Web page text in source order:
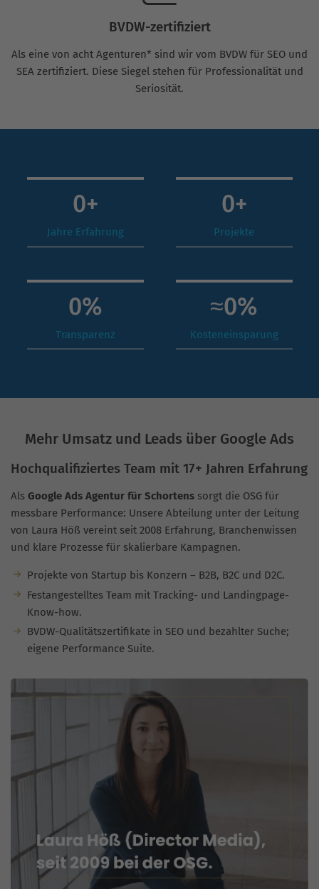
BVDW-zertifiziert
Als eine von acht Agenturen* sind wir vom BVDW für SEO und
SEA zertifiziert. Diese Siegel stehen für Professionalität und
Seriosität.
0+
Jahre Erfahrung
0+
Projekte
0%
Transparenz
≈0%
Kosteneinsparung
Mehr Umsatz und Leads über Google Ads
Hochqualifiziertes Team mit 17+ Jahren Erfahrung
Als Google Ads Agentur für Schortens sorgt die OSG für
messbare Performance: Unsere Abteilung unter der Leitung
von Laura Höß vereint seit 2008 Erfahrung, Branchenwissen
und klare Prozesse für skalierbare Kampagnen.
Projekte von Startup bis Konzern – B2B, B2C und D2C.
Festangestelltes Team mit Tracking- und Landingpage-
Know-how.
BVDW-Qualitätszertifikate in SEO und bezahlter Suche;
eigene Performance Suite.